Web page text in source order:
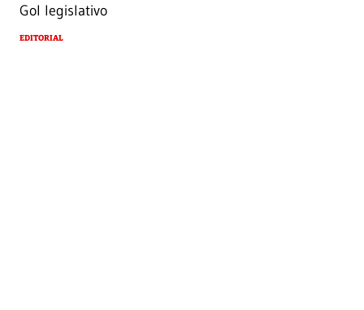
Gol legislativo
EDITORIAL